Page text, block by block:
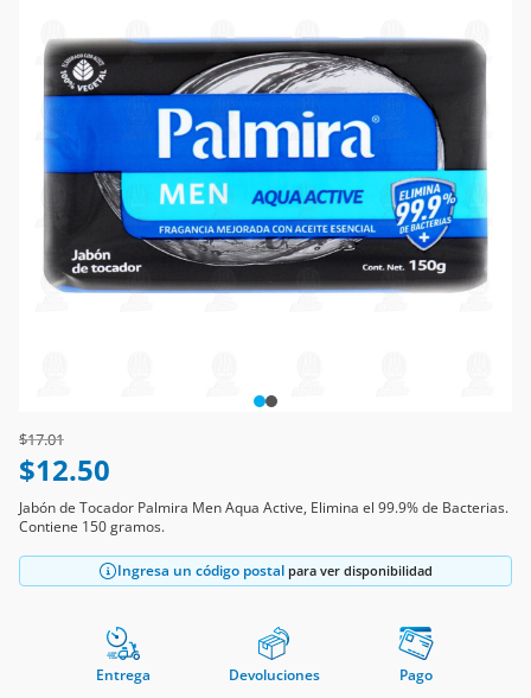
Price reduced from
$17.01to
$12.50
Jabón de Tocador Palmira Men Aqua Active, Elimina el 99.9% de Bacterias.
Contiene 150 gramos.
Ingresa un código postal para ver disponibilidad
Entrega Devoluciones Pago